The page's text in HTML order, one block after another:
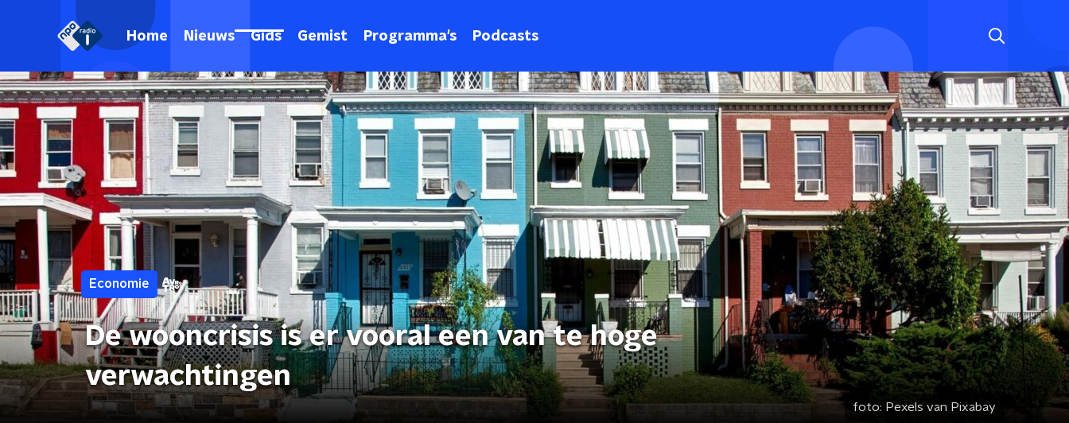
Home Nieuws Gids Gemist Programma's Podcasts
Economie
De wooncrisis is er vooral een van te hoge
verwachtingen
foto: Pexels van Pixabay